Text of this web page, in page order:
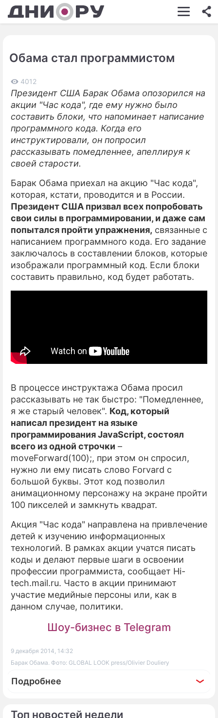
ШОУ-БИЗНЕС
КИНО
ЗДОРОВЬЕ
ЭКОНОМИКА
ПРОИСШЕСТВИЯ
СОННИК
СТИЛЬ ЖИЗНИ
СЕРИАЛЫ
ИГРЫ
ПРЕСС-РЕЛИЗЫ
О ПРОЕКТЕ
Топ новостей недели
Обама стал программистом
4012
Президент США Барак Обама опозорился на
акции "Час кода", где ему нужно было
составить блоки, что напоминает написание
программного кода. Когда его
инструктировали, он попросил
рассказывать помедленнее, апеллируя к
своей старости.
Барак Обама приехал на акцию "Час кода",
которая, кстати, проводится и в России.
Президент США призвал всех попробовать
свои силы в программировании, и даже сам
попытался пройти упражнения, связанные с
написанием программного кода. Его задание
заключалось в составлении блоков, которые
изображали программный код. Если блоки
составить правильно, код будет работать.
В процессе инструктажа Обама просил
рассказывать не так быстро: "Помедленнее,
я же старый человек". Код, который
написал президент на языке
программирования JavaScript, состоял
всего из одной строчки –
moveForward(100);, при этом он спросил,
нужно ли ему писать слово Forvard с
большой буквы. Этот код позволил
анимационному персонажу на экране пройти
100 пикселей и замкнуть квадрат.
Акция "Час кода" направлена на привлечение
детей к изучению информационных
технологий. В рамках акции учатся писать
коды и делают первые шаги в освоении
профессии программиста, сообщает Hi-
tech.mail.ru. Часто в акции принимают
участие медийные персоны или, как в
данном случае, политики.
Шоу-бизнес в Telegram
9 декабря 2014, 14:32
Барак Обама. Фото: GLOBAL LOOK press/Olivier Douliery
Подробнее